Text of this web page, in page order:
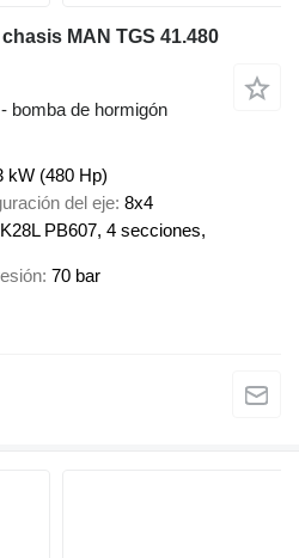
MAN TGS 41.480
bomba de hormigón
kW (480 Hp)
del eje 8x4
PB607, 4 secciones,
70 bar